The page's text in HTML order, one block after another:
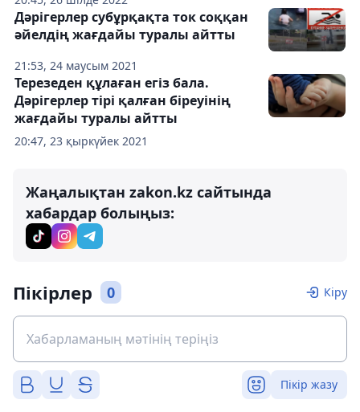
21:53, 24 маусым 2021
Дәрігерлер субұрқақта ток соққан
әйелдің жағдайы туралы айтты
20:47, 23 қыркүйек 2021
Терезеден құлаған егіз бала.
Дәрігерлер тірі қалған біреуінің
жағдайы туралы айтты
Жаңалықтан zakon.kz сайтында
хабардар болыңыз:
Пікірлер 0 Кіру
Пікір жазу